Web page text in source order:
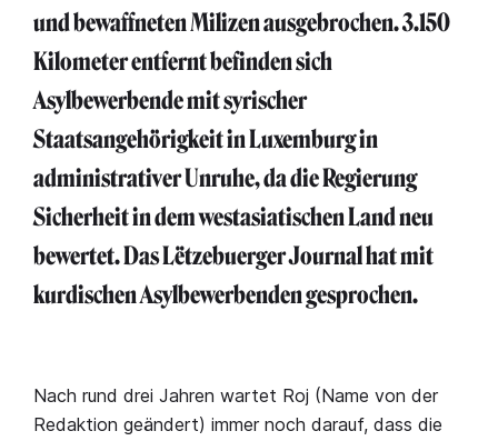
und bewaffneten Milizen ausgebrochen. 3.150
Kilometer entfernt befinden sich
Asylbewerbende mit syrischer
Staatsangehörigkeit in Luxemburg in
administrativer Unruhe, da die Regierung
Sicherheit in dem westasiatischen Land neu
bewertet. Das Lëtzebuerger Journal hat mit
kurdischen Asylbewerbenden gesprochen.
Nach rund drei Jahren wartet Roj (Name von der
Redaktion geändert) immer noch darauf, dass die